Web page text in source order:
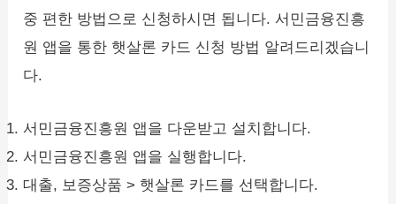
중 편한 방법으로 신청하시면 됩니다. 서민금융진흥
원 앱을 통한 햇살론 카드 신청 방법 알려드리겠습니
다.
서민금융진흥원 앱을 다운받고 설치합니다.
서민금융진흥원 앱을 실행합니다.
대출, 보증상품 > 햇살론 카드를 선택합니다.